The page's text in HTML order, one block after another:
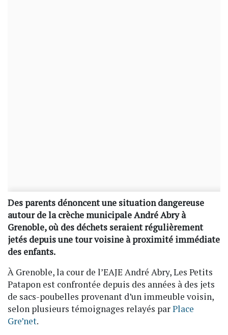
Des parents dénoncent une situation dangereuse
autour de la crèche municipale André Abry à
Grenoble, où des déchets seraient régulièrement
jetés depuis une tour voisine à proximité immédiate
des enfants.
À Grenoble, la cour de l’EAJE André Abry, Les Petits
Patapon est confrontée depuis des années à des jets
de sacs-poubelles provenant d’un immeuble voisin,
selon plusieurs témoignages relayés parPlace
Gre’net.